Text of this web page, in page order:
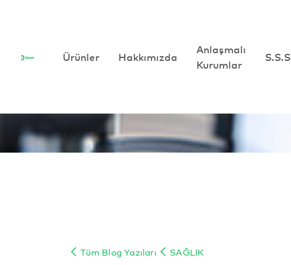
Ürünler Hakkımızda
Anlaşmalı
Kurumlar
S.S.S
Ürünler Hakkımızda
Anlaşmalı
Kurumlar
S.S.S
Tüm Blog Yazıları SAĞLIK